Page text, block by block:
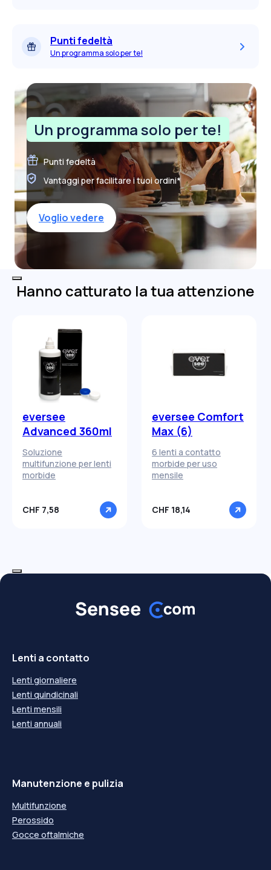
Punti fedeltà
Un programma solo per te!
Un programma solo per te!
Punti fedeltà
Vantaggi per facilitare i tuoi ordini*
Voglio vedere
Hanno catturato la tua attenzione
eversee
Advanced 360ml
Soluzione
multifunzione per lenti
morbide
CHF 7,58
eversee Comfort
Max (6)
6 lenti a contatto
morbide per uso
mensile
CHF 18,14
Lenti a contatto
Lenti giornaliere
Lenti quindicinali
Lenti mensili
Lenti annuali
Manutenzione e pulizia
Multifunzione
Perossido
Gocce oftalmiche